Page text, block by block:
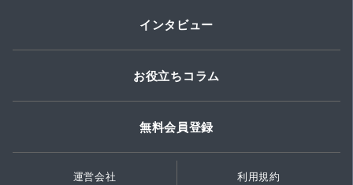
インタビュー
お役立ちコラム
無料会員登録
運営会社 利用規約